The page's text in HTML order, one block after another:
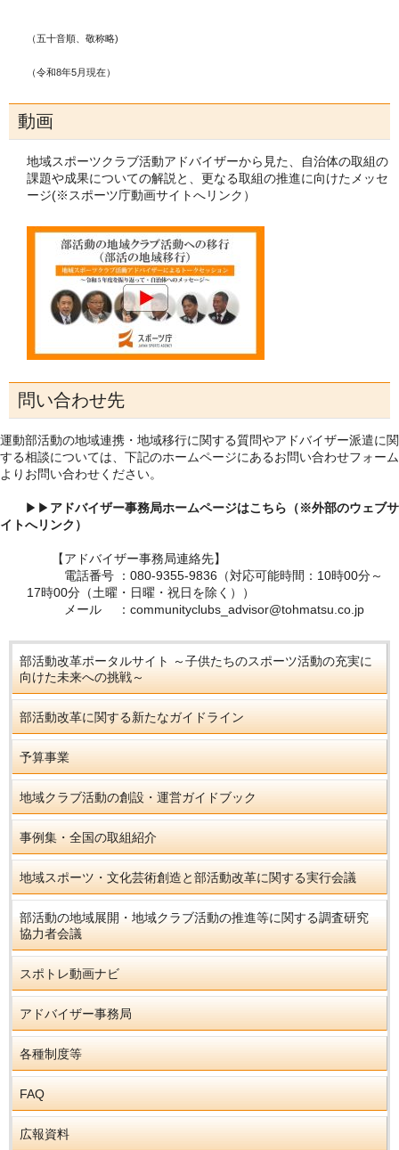
（五十音順、敬称略)
（令和8年5月現在）
動画
地域スポーツクラブ活動アドバイザーから見た、自治体の取組の
課題や成果についての解説と、更なる取組の推進に向けたメッセ
ージ(※スポーツ庁動画サイトへリンク）
問い合わせ先
運動部活動の地域連携・地域移行に関する質問やアドバイザー派遣に関
する相談については、下記のホームページにあるお問い合わせフォーム
よりお問い合わせください。
▶▶ アドバイザー事務局ホームページはこちら（※外部のウェブサ
イトへリンク）
【アドバイザー事務局連絡先】
電話番号 ：080-9355-9836（対応可能時間：10時00分～
17時00分（土曜・日曜・祝日を除く））
メール ：communityclubs_advisor@tohmatsu.co.jp
部活動改革ポータルサイト ～子供たちのスポーツ活動の充実に
向けた未来への挑戦～
部活動改革に関する新たなガイドライン
予算事業
地域クラブ活動の創設・運営ガイドブック
事例集・全国の取組紹介
地域スポーツ・文化芸術創造と部活動改革に関する実行会議
部活動の地域展開・地域クラブ活動の推進等に関する調査研究
協力者会議
スポトレ動画ナビ
アドバイザー事務局
各種制度等
FAQ
広報資料